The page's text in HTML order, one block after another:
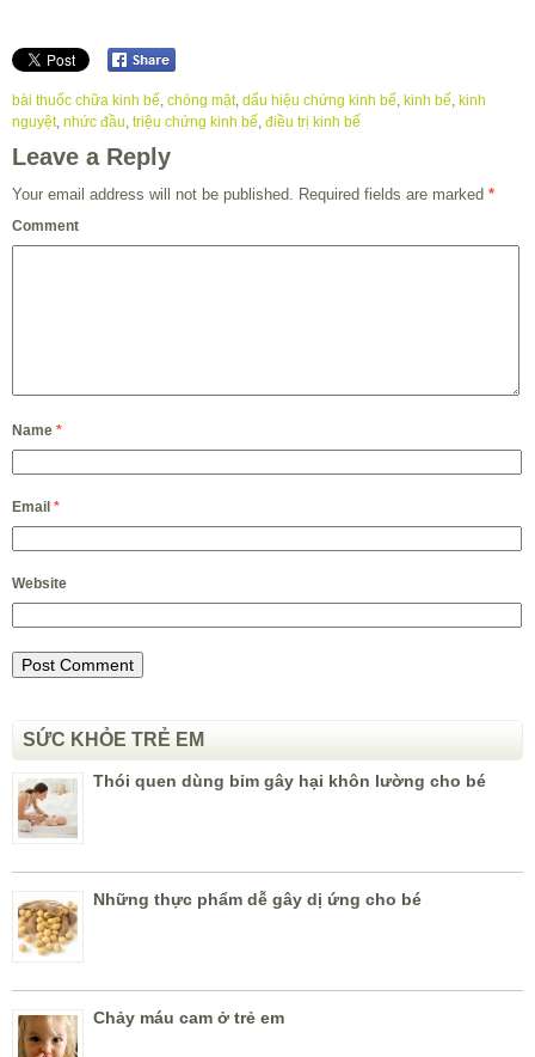
bài thuốc chữa kinh bế, chóng mặt, dấu hiệu chứng kinh bế, kinh bế, kinh
nguyệt, nhức đầu, triệu chứng kinh bế, điều trị kinh bế
Leave a Reply
Your email address will not be published. Required fields are marked *
Comment
Name *
Email *
Website
SỨC KHỎE TRẺ EM
Thói quen dùng bỉm gây hại khôn lường cho bé
Những thực phẩm dễ gây dị ứng cho bé
Chảy máu cam ở trẻ em